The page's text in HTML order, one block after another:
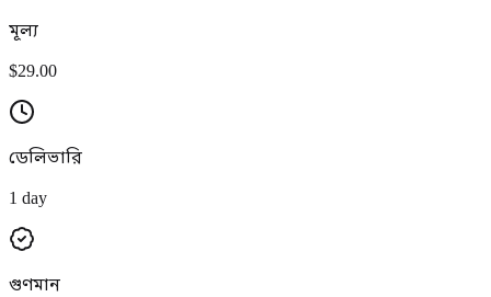
মূল্য
$29.00
ডেলিভারি
1 day
গুণমান